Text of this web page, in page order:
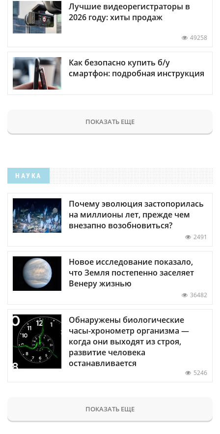
Лучшие видеорегистраторы в
2026 году: хиты продаж
49258
Как безопасно купить б/у
смартфон: подробная инструкция
ПОКАЗАТЬ ЕЩЕ
НАУКА
Почему эволюция застопорилась
на миллионы лет, прежде чем
внезапно возобновиться?
2491
Новое исследование показало,
что Земля постепенно заселяет
Венеру жизнью
36482
Обнаружены биологические
часы-хронометр организма —
когда они выходят из строя,
развитие человека
останавливается
5246
ПОКАЗАТЬ ЕЩЕ